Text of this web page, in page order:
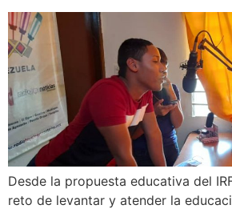
Desde la propuesta educativa del
reto de levantar y atender la